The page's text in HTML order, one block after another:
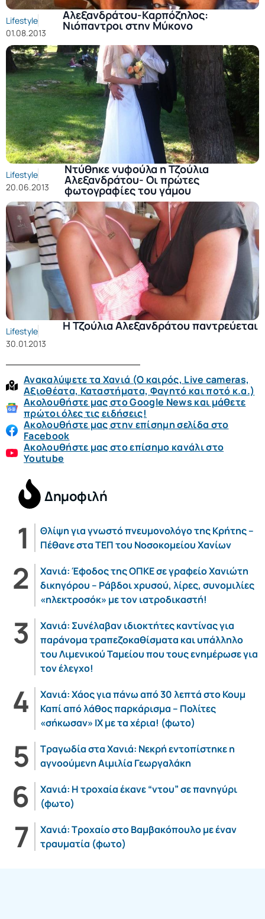
Lifestyle
01.08.2013
Αλεξανδράτου-Καρπόζηλος:
Νιόπαντροι στην Μύκονο
Lifestyle
20.06.2013
Ντύθηκε νυφούλα η Τζούλια
Αλεξανδράτου- Οι πρώτες
φωτογραφίες του γάμου
Lifestyle
30.01.2013
Η Τζούλια Αλεξανδράτου παντρεύεται
Ανακαλύψετε τα Χανιά (O καιρός, Live cameras,
Αξιοθέατα, Καταστήματα, Φαγητό και ποτό κ.α.)
Ακολουθήστε μας στο Google News και μάθετε
πρώτοι όλες τις ειδήσεις!
Ακολουθήστε μας στην επίσημη σελίδα στο
Facebook
Ακολουθήστε μας στο επίσημο κανάλι στο
Youtube
Δημοφιλή
Θλίψη για γνωστό πνευμονολόγο της Κρήτης –
Πέθανε στα ΤΕΠ του Νοσοκομείου Χανίων
Χανιά: Έφοδος της ΟΠΚΕ σε γραφείο Χανιώτη
δικηγόρου – Ράβδοι χρυσού, λίρες, συνομιλίες
«ηλεκτροσόκ» με τον ιατροδικαστή!
Χανιά: Συνέλαβαν ιδιοκτήτες καντίνας για
παράνομα τραπεζοκαθίσματα και υπάλληλο
του Λιμενικού Ταμείου που τους ενημέρωσε για
τον έλεγχο!
Χανιά: Χάος για πάνω από 30 λεπτά στο Κουμ
Καπί από λάθος παρκάρισμα – Πολίτες
«σήκωσαν» ΙΧ με τα χέρια! (φωτο)
Τραγωδία στα Χανιά: Νεκρή εντοπίστηκε η
αγνοούμενη Αιμιλία Γεωργαλάκη
Χανιά: Η τροχαία έκανε “ντου” σε πανηγύρι
(φωτο)
Χανιά: Τροχαίο στο Βαμβακόπουλο με έναν
τραυματία (φωτο)